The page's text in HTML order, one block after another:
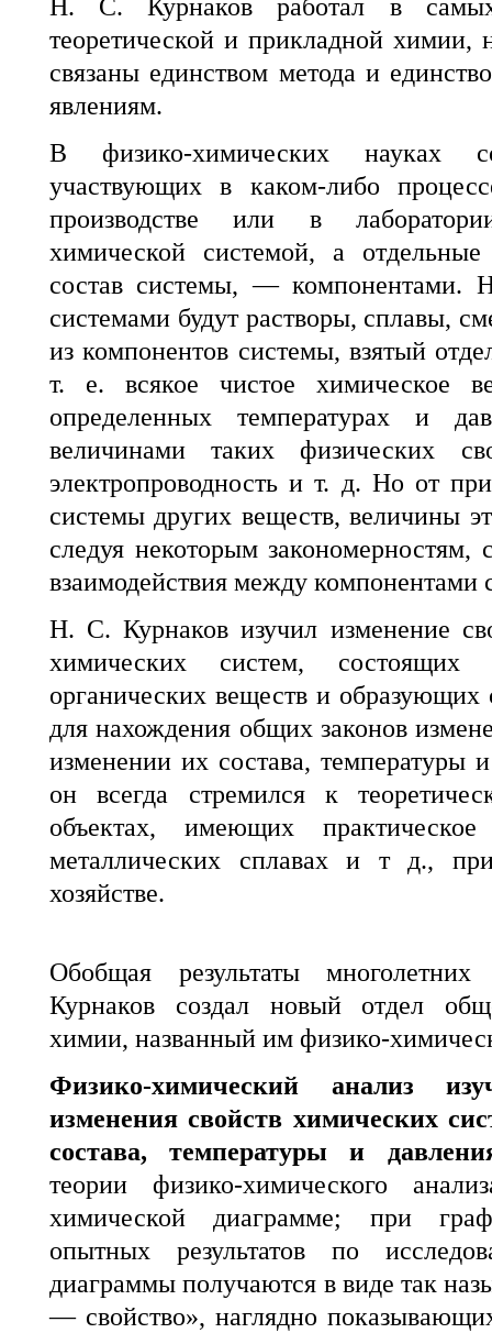
Н. С. Курнаков работал в самых
теоретической и прикладной химии,
связаны единством метода и
явлениям.
В физико-химических науках
участвующих в каком-либо
производстве или в
химической системой, а
состав системы, — компонентами.
системами будут растворы, сплавы,
из компонентов системы, взятый
т. е. всякое чистое химическое
определенных температурах и
величинами таких физических
электропроводность и т. д. Но от
системы других веществ, величины
следуя некоторым закономерностям,
взаимодействия между компонентами
Н. С. Курнаков изучил изменение
химических систем,
органических веществ и образующих
для нахождения общих законов
изменении их состава, температуры
он всегда стремился к
объектах, имеющих
металлических сплавах и т д.,
хозяйстве.
Обобщая результаты
Курнаков создал новый отдел
химии, названный им физико-
Физико-химический анализ
изменения свойств химических
состава, температуры и
теории физико-химического
химической диаграмме; при
опытных результатов по
диаграммы получаются в виде так
— свойство», наглядно